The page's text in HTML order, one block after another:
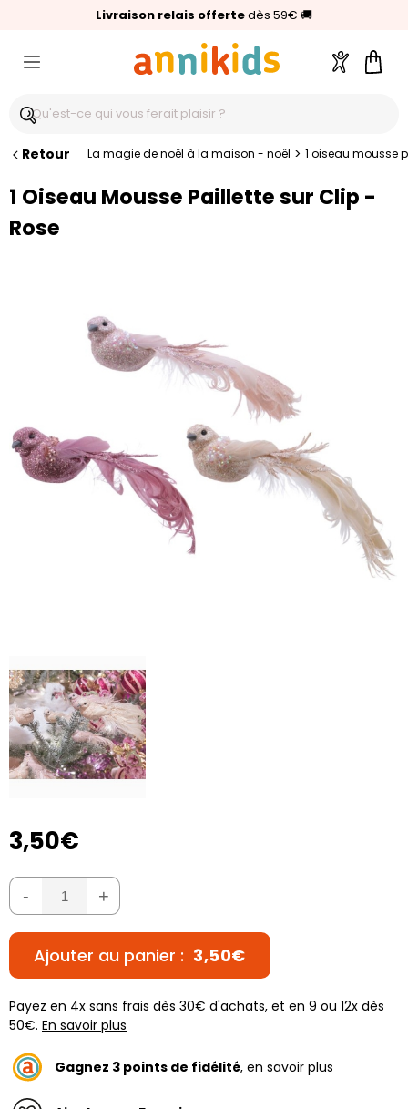
Livraison relais offertedès 59€ 🚚
🥇Palmarès Capital 2025 :Annikids N°1
⭐⭐⭐⭐⭐4,6/5(24 000 avis clients)
Compte
Retour La magie de noël à la maison - noël > 1 oiseau mousse
1 Oiseau Mousse Paillette sur Clip -
Rose
3,50€
- +
Ajouter au panier : 3,50€
Payez en 4x sans frais dès 30€ d'achats, et en 9 ou 12x dès
50€. En savoir plus
Gagnez 3 points de fidélité, en savoir plus